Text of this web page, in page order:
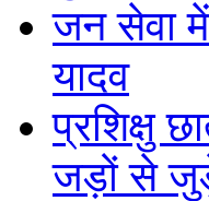
जन सेवा
यादव
प्रशिक्षु
जड़ों से